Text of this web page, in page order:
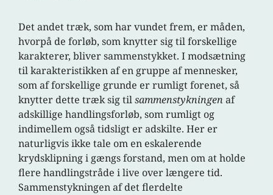
Det andet træk, som har vundet frem, er måden,
hvorpå de forløb, som knytter sig til forskellige
karakterer, bliver sammenstykket. I modsætning
til karakteristikken af en gruppe af mennesker,
som af forskellige grunde er rumligt forenet, så
knytter dette træk sig tilsammenstykningenaf
adskillige handlingsforløb, som rumligt og
indimellem også tidsligt er adskilte. Her er
naturligvis ikke tale om en eskalerende
krydsklipning i gængs forstand, men om at holde
flere handlingstråde i live over længere tid.
Sammenstykningen af det flerdelte